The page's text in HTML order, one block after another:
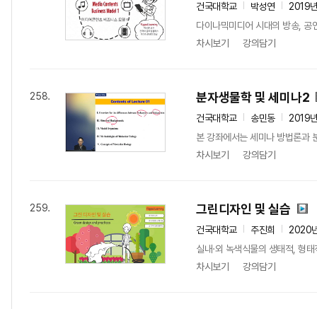
건국대학교 박성연
2019
다이나믹미디어 시대의 방송, 공
차시보기
강의담기
258. 분자생물학 및 세미나2
건국대학교 송민동
2019
본 강좌에서는 세미나 방법론과
차시보기
강의담기
259. 그린디자인 및 실습
건국대학교 주진희
2020
실내·외 녹색식물의 생태적, 형
차시보기
강의담기